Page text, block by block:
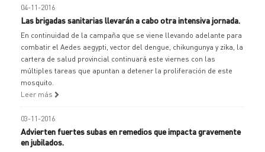
04-11-2016
Las brigadas sanitarias llevarán a cabo otra intensiva jornada.
En continuidad de la campaña que se viene llevando adelante para
combatir el Aedes aegypti, vector del dengue, chikungunya y zika, la
cartera de salud provincial continuará este viernes con las
múltiples tareas que apuntan a detener la proliferación de este
mosquito.
Leer más
03-11-2016
Advierten fuertes subas en remedios que impacta gravemente
en jubilados.